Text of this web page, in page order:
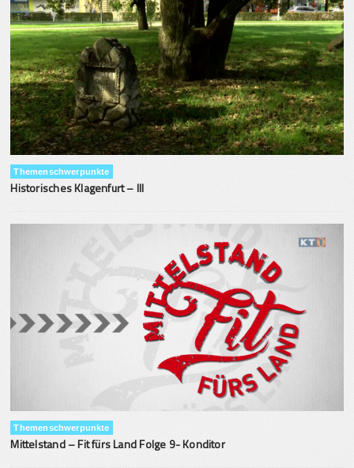
Themenschwerpunkte
Historisches Klagenfurt – III
Themenschwerpunkte
Mittelstand – Fit fürs Land Folge 9- Konditor